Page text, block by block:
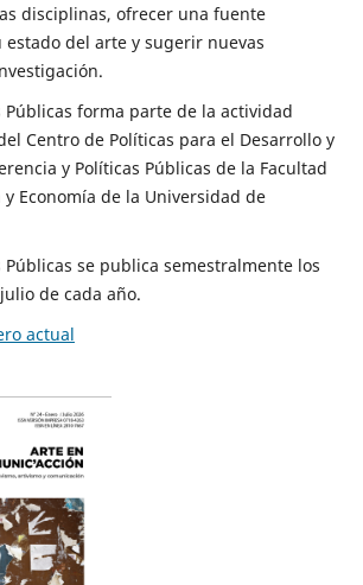
disciplinas, ofrecer una fuente
estado del arte y sugerir nuevas
Públicas forma parte de la actividad
Centro de Políticas para el Desarrollo y
y Políticas Públicas de la Facultad
Economía de la Universidad de
Públicas se publica semestralmente los
de cada año.
actual